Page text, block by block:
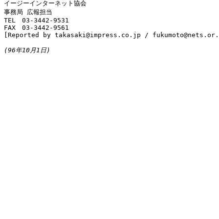
イージーインターネット協会
事務局 広報担当
TEL　03-3442-9531
FAX　03-3442-9561
[Reported by takasaki@impress.co.jp /
(96年10月1日)